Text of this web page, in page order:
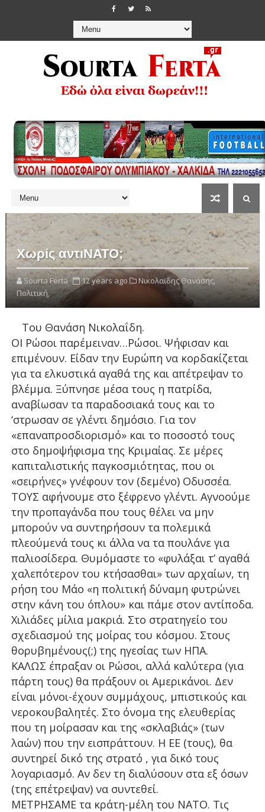
Χωρίς αντιΝΑΤΟ;
Sourta Ferta 12 years ago
Νικολαϊδης Θανάσης,
Πολιτική,
Του Θανάση Νικολαΐδη.
ΟΙ Ρώσοι παρέμειναν…Ρώσοι. Ψήφισαν και
επιμένουν. Είδαν την Ευρώπη να κορδακίζεται
για τα ελκυστικά αγαθά της και απέτρεψαν το
βλέμμα. Ξύπνησε μέσα τους η πατρίδα,
αναβίωσαν τα παραδοσιακά τους και το
‘στρωσαν σε γλέντι δημόσιο. Για τον
«επαναπροσδιορισμό» και το ποσοστό τους
στο δημοψήφισμα της Κριμαίας. Σε μέρες
καπιταλιστικής παγκοσμιότητας, που οι
«σειρήνες» γνέφουν τον (δεμένο) Οδυσσέα.
ΤΟΥΣ αφήνουμε στο ξέφρενο γλέντι. Αγνοούμε
την προπαγάνδα που τους θέλει να μην
μπορούν να συντηρήσουν τα πολεμικά
πλεούμενά τους κι άλλα να τα πουλάνε για
παλιοσίδερα. Θυμόμαστε το «φυλάξαι τ’ αγαθά
χαλεπότερον του κτήσασθαι» των αρχαίων, τη
ρήση του Μάο «η πολιτική δύναμη φυτρώνει
στην κάνη του όπλου» και πάμε στον αντίποδα.
Χιλιάδες μίλια μακριά. Στο στρατηγείο του
σχεδιασμού της μοίρας του κόσμου. Στους
θορυβημένους(;) της ηγεσίας των ΗΠΑ.
ΚΑΛΩΣ έπραξαν οι Ρώσοι, αλλά καλύτερα (για
πάρτη τους) θα πράξουν οι Αμερικάνοι. Δεν
είναι μόνοι-έχουν συμμάχους, μπιστικούς και
νεροκουβαλητές. Στο όνομα της ελευθερίας
που τη μοίρασαν και της «σκλαβιάς» (των
λαών) που την εισπράττουν. Η ΕΕ (τους), θα
συντηρεί δικό της στρατό , για δικό τους
λογαριασμό. Αν δεν τη διαλύσουν στα εξ όσων
(της επέτρεψαν) να συντεθεί.
ΜΕΤΡΗΣΑΜΕ τα κράτη-μέλη του ΝΑΤΟ. Τις